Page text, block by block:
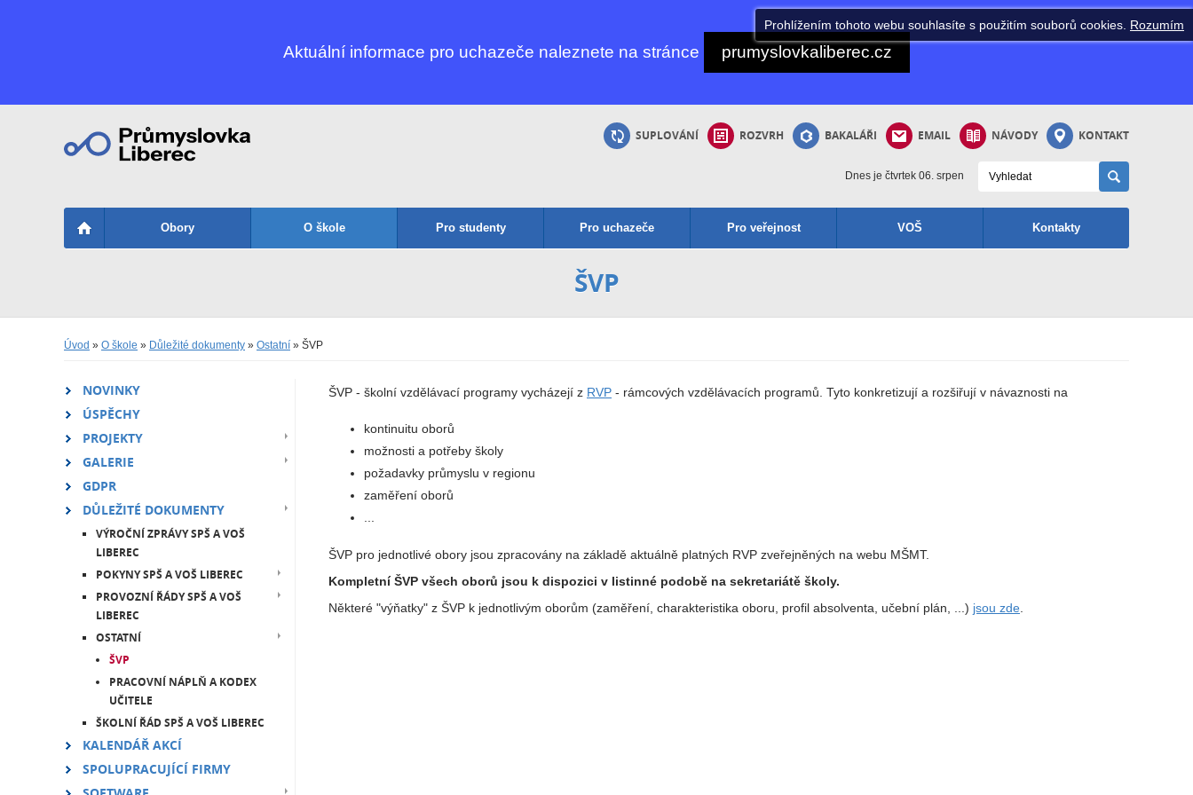
Aktuální informace pro uchazeče naleznete na stránce prumyslovkaliberec.cz
SUPLOVÁNÍ ROZVRH BAKALÁŘI EMAIL NÁVODY KONTAKT
Dnes je čtvrtek 06. srpen
Obory O škole Pro studenty Pro uchazeče Pro veřejnost VOŠ Kontakty
ŠVP
Úvod » O škole » Důležité dokumenty » Ostatní » ŠVP
NOVINKY
ÚSPĚCHY
PROJEKTY
GALERIE
GDPR
DŮLEŽITÉ DOKUMENTY
VÝROČNÍ ZPRÁVY SPŠ A VOŠ
LIBEREC
POKYNY SPŠ A VOŠ LIBEREC
PROVOZNÍ ŘÁDY SPŠ A VOŠ
LIBEREC
OSTATNÍ
ŠVP
PRACOVNÍ NÁPLŇ A KODEX
UČITELE
ŠKOLNÍ ŘÁD SPŠ A VOŠ LIBEREC
KALENDÁŘ AKCÍ
SPOLUPRACUJÍCÍ FIRMY
ŠVP - školní vzdělávací programy vycházejí z RVP - rámcových vzdělávacích programů. Tyto konkretizují a rozšiřují v návaznosti na
kontinuitu oborů
možnosti a potřeby školy
požadavky průmyslu v regionu
zaměření oborů
ŠVP pro jednotlivé obory jsou zpracovány na základě aktuálně platných RVP zveřejněných na webu MŠMT.
Kompletní ŠVP všech oborů jsou k dispozici v listinné podobě na sekretariátě školy.
Některé "výňatky" z ŠVP k jednotlivým oborům (zaměření, charakteristika oboru, profil absolventa, učební plán, ...) jsou zde
Prohlížením tohoto webu souhlasíte s použitím souborů cookies. Rozumím